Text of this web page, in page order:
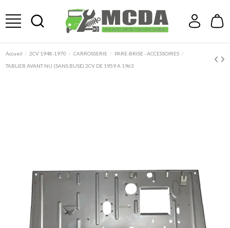
Accueil 2CV 1948-1970 CARROSSERIE
PARE-BRISE - ACCESSOIRES
TABLIER AVANT NU (SANS BUSE) 2CV DE 1959 A 1963